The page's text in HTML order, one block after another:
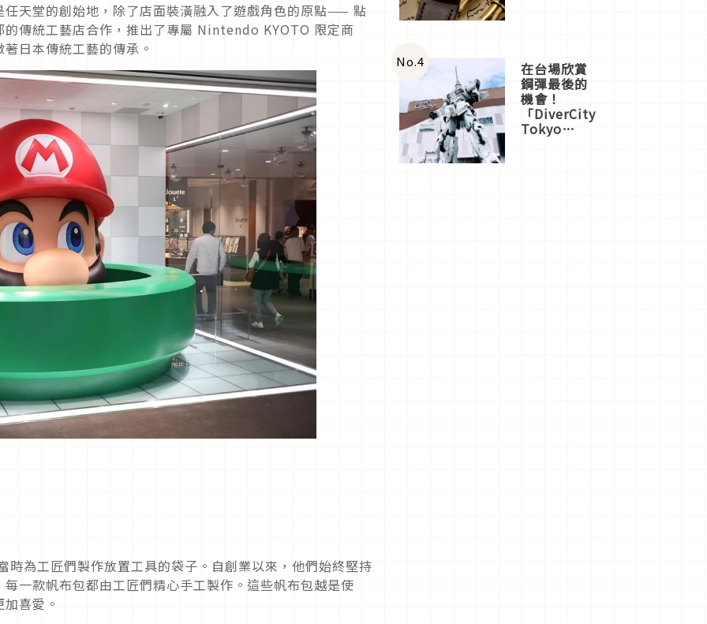
天堂的創始地，除了店面裝潢融入了遊戲角色的原點—— 點
傳統工藝店合作，推出了專屬 Nintendo KYOTO 限定商
日本傳統工藝的傳承。
為工匠們製作放置工具的袋子。自創業以來，他們始終堅持
一款帆布包都由工匠們精心手工製作。這些帆布包越是使
喜愛。
No.4 在台場欣賞
鋼彈最後的
機會！
「DiverCity
Tokyo